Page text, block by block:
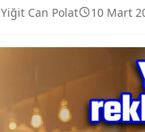
Yiğit Can Polat 10 Mart